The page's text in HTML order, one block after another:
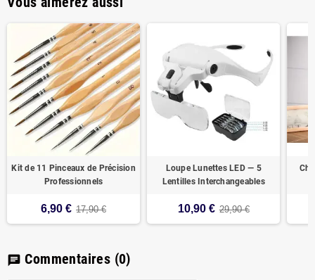
Kit de 11 Pinceaux de Précision
Professionnels
6,90 € 17,90 €
Loupe Lunettes LED — 5
Lentilles Interchangeables
10,90 € 29,90 €
chat Commentaires (0)